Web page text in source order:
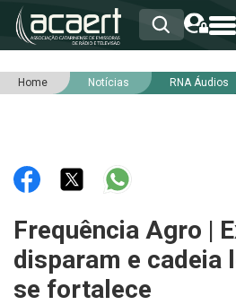
HOME
RNA
NOTÍCIAS
SERVIÇOS
INTEGRIDADE
Home Notícias RNA Áudios
Frequência Agro |
disparam e cadeia
se fortalece